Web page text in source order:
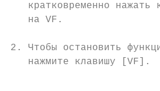
кратковременно нажать
   на VF.
2. Чтобы остановить
   нажмите клавишу [VF].